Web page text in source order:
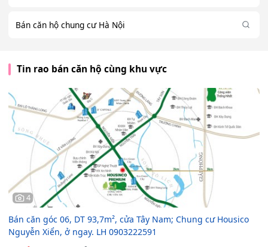
Bán căn hộ chung cư Hà Nội
Tin rao bán căn hộ cùng khu vực
4
Bán căn góc 06, DT 93,7m², cửa Tây Nam; Chung cư Housico
Nguyễn Xiển, ở ngay. LH 0903222591